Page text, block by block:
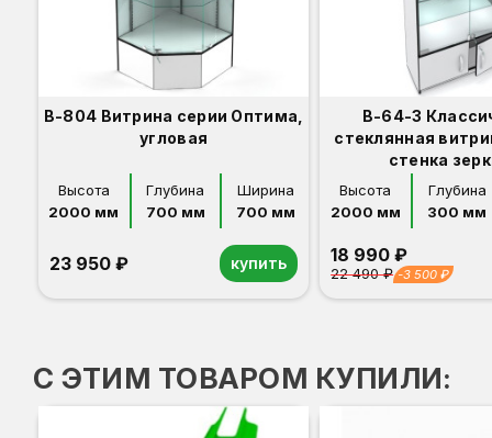
В-804 Витрина серии Оптима,
угловая
Высота
2000 мм
Глубина
700 мм
Ширина
700 мм
23 950 ₽ купить
В-64-З
стеклянная
стенка
Высота
2000 мм
Глубина
300 мм
18 990 ₽
22 490 ₽ -3 500 ₽
С ЭТИМ ТОВАРОМ КУПИЛИ: